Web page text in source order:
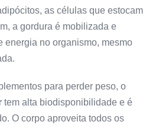
as células que estocam
a gordura é mobilizada e
energia no organismo, mesmo
para perder peso, o
tem alta biodisponibilidade e é
O corpo aproveita todos os